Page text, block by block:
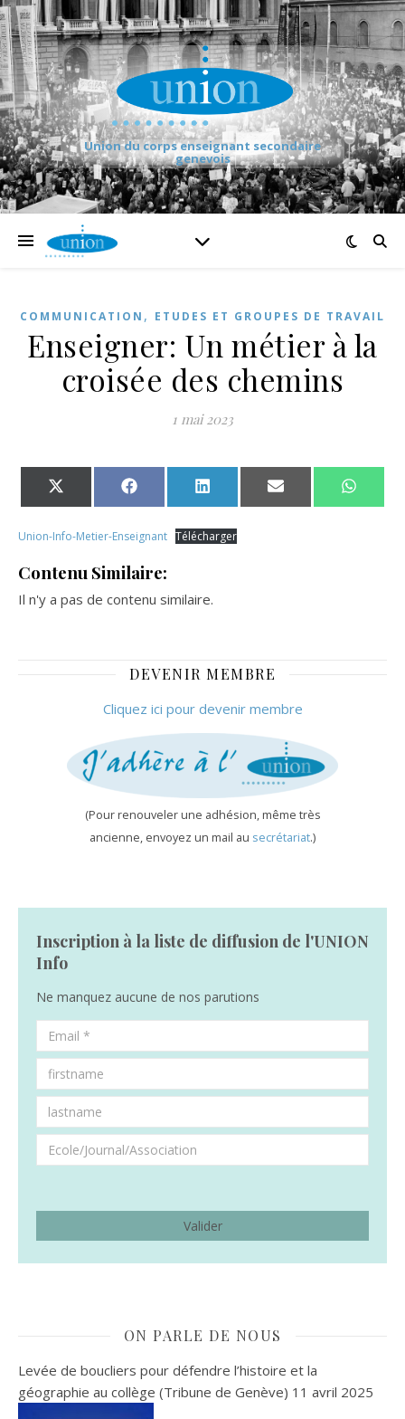
Union du corps enseignant secondaire
genevois
COMMUNICATION , ETUDES ET GROUPES DE TRAVAIL
Enseigner: Un métier à la
croisée des chemins
1 mai 2023
Share on X (Twitter)Share on FacebookShare on LinkedInShare on Email
Union-Info-Metier-Enseignant Télécharger
Contenu Similaire:
Il n'y a pas de contenu similaire.
DEVENIR MEMBRE
Cliquez ici pour devenir membre
(Pour renouveler une adhésion, même très
ancienne, envoyez un mail au secrétariat.)
Inscription à la liste de diffusion de l'UNION
Info
Ne manquez aucune de nos parutions
ON PARLE DE NOUS
Levée de boucliers pour défendre l’histoire et la
géographie au collège (Tribune de Genève) 11 avril 2025